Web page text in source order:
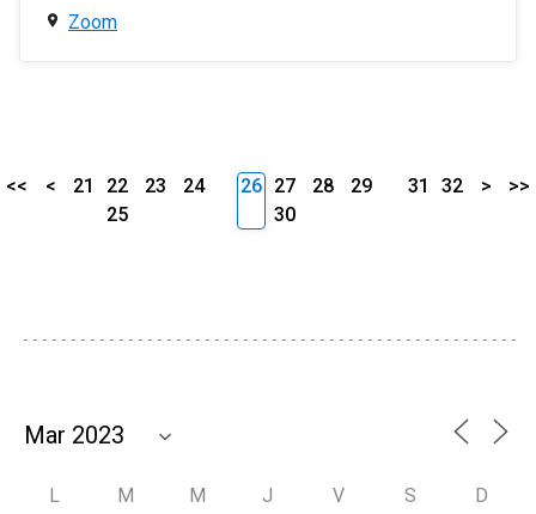
Zoom
<< < 21 22 23
24
25
26 27 28
29
30
31 32 > >>
L M M J V S D